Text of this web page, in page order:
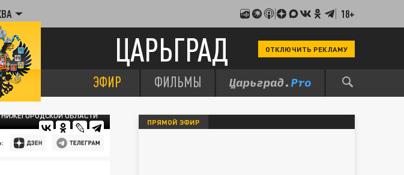
18+
ЦАРЬГРАД ОТКЛЮЧИТЬ РЕКЛАМУ
ЭФИР ФИЛЬМЫ
ОБЛАСТИ
ПРЯМОЙ ЭФИР